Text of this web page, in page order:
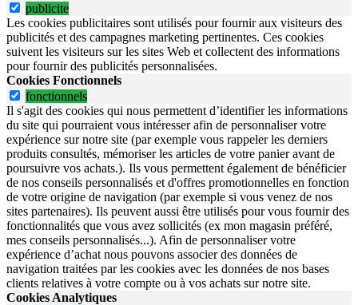
publicite
Les cookies publicitaires sont utilisés pour fournir aux visiteurs des
publicités et des campagnes marketing pertinentes. Ces cookies
suivent les visiteurs sur les sites Web et collectent des informations
pour fournir des publicités personnalisées.
Cookies Fonctionnels
fonctionnels
Il s'agit des cookies qui nous permettent d’identifier les informations
du site qui pourraient vous intéresser afin de personnaliser votre
expérience sur notre site (par exemple vous rappeler les derniers
produits consultés, mémoriser les articles de votre panier avant de
poursuivre vos achats.). Ils vous permettent également de bénéficier
de nos conseils personnalisés et d'offres promotionnelles en fonction
de votre origine de navigation (par exemple si vous venez de nos
sites partenaires). Ils peuvent aussi être utilisés pour vous fournir des
fonctionnalités que vous avez sollicités (ex mon magasin préféré,
mes conseils personnalisés...). Afin de personnaliser votre
expérience d’achat nous pouvons associer des données de
navigation traitées par les cookies avec les données de nos bases
clients relatives à votre compte ou à vos achats sur notre site.
Cookies Analytiques